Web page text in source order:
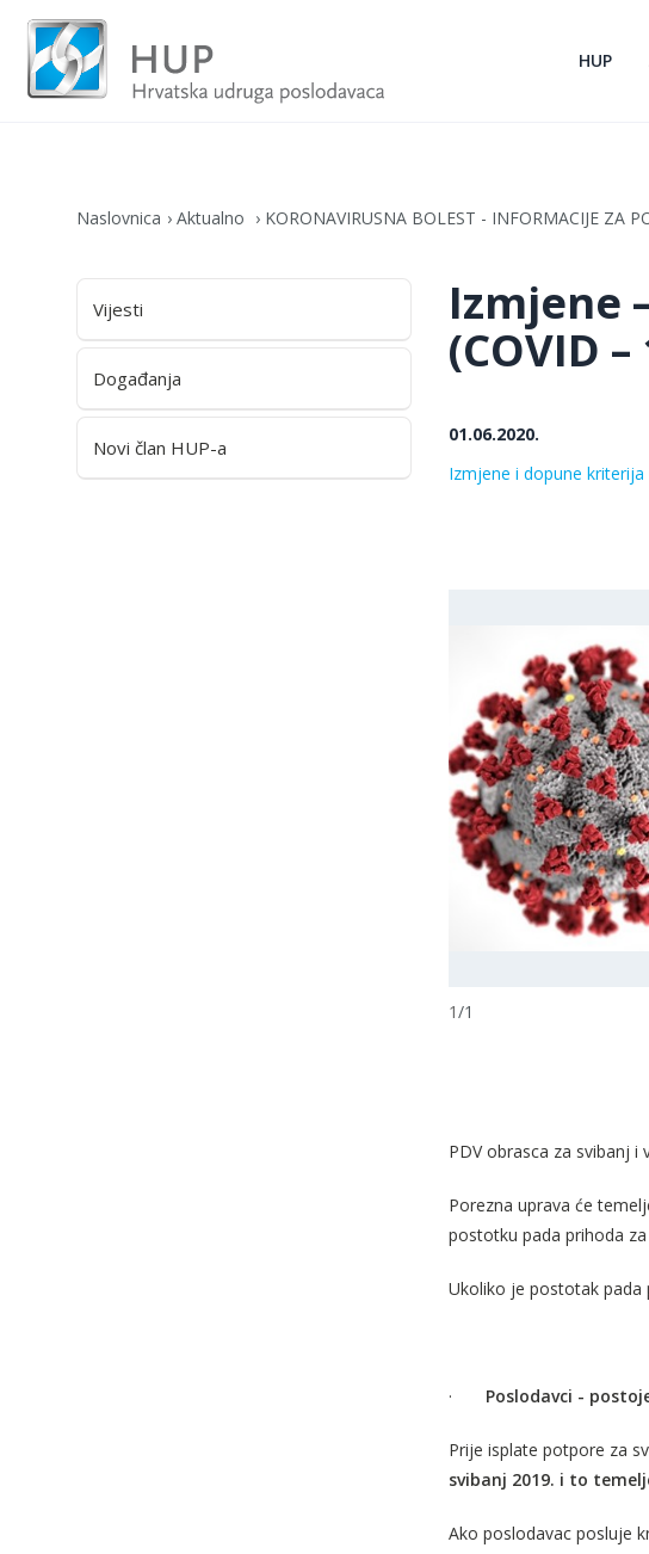
HUP
Naslovnica Aktualno KORONAVIRUSNA BOLEST - INFORMACIJE ZA
Vijesti
Događanja
Novi član HUP-a
Izmjene
(COVID
01.06.2020.
Izmjene i dopune
1/1
PDV obrasca za svibanj i
Porezna uprava će
postotku pada prihoda
Ukoliko je postotak
· Poslodavci -
Prije isplate potpore za
svibanj 2019. i to
Ako poslodavac posluje